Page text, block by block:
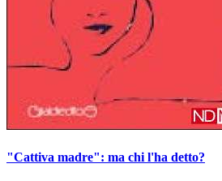
"Cattiva madre": ma chi l'ha detto?